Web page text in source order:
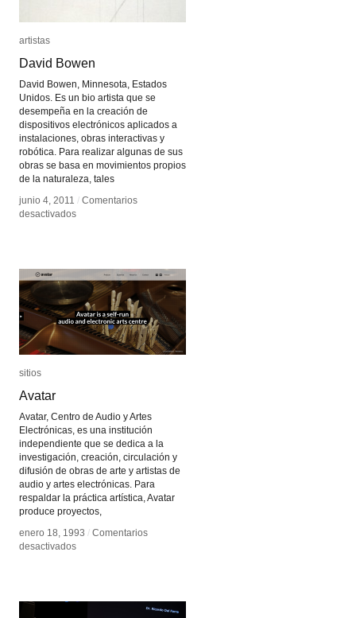
artistas
David Bowen
David Bowen, Minnesota, Estados
Unidos. Es un bio artista que se
desempeña en la creación de
dispositivos electrónicos aplicados a
instalaciones, obras interactivas y
robótica. Para realizar algunas de sus
obras se basa en movimientos propios
de la naturaleza, tales
junio 4, 2011 / Comentarios
desactivadosen
artistas
David Bowen
junio 4, 2011 / Comentarios
desactivadosen
sitios
Avatar
Avatar, Centro de Audio y Artes
Electrónicas, es una institución
independiente que se dedica a la
investigación, creación, circulación y
difusión de obras de arte y artistas de
audio y artes electrónicas. Para
respaldar la práctica artística, Avatar
produce proyectos,
enero 18, 1993 / Comentarios
desactivadosen
sitios
Avatar
enero 18, 1993 / Comentarios
desactivadosen